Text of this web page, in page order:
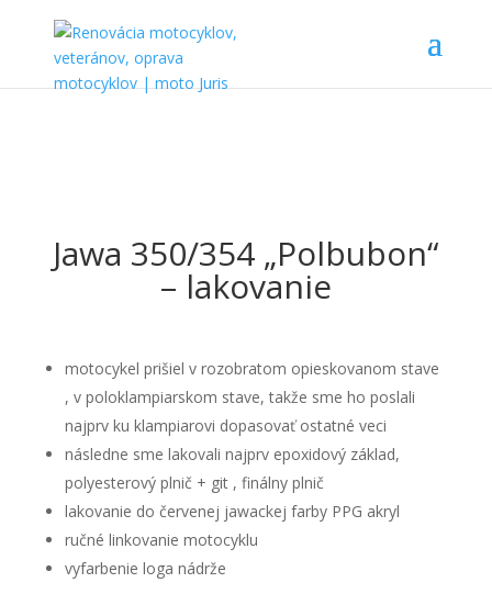
Jawa 350/354 „Polbubon“
– lakovanie
motocykel prišiel v rozobratom opieskovanom stave
, v poloklampiarskom stave, takže sme ho poslali
najprv ku klampiarovi dopasovať ostatné veci
následne sme lakovali najprv epoxidový základ,
polyesterový plnič + git , finálny plnič
lakovanie do červenej jawackej farby PPG akryl
ručné linkovanie motocyklu
vyfarbenie loga nádrže